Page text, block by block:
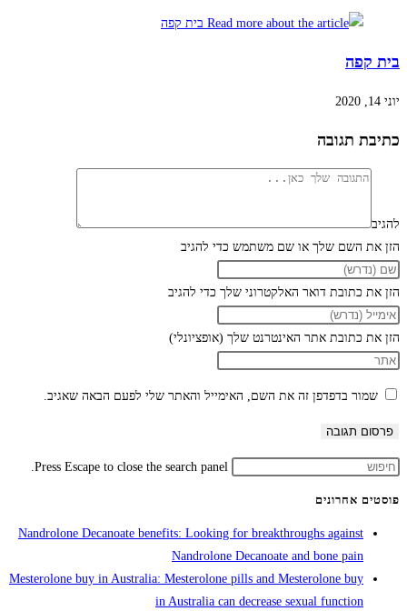
בית קפה
יוני 14, 2020
כתיבת תגובה
להגיב
הזן את השם שלך או שם משתמש כדי להגיב
הזן את כתובת דואר האלקטרוני שלך כדי להגיב
הזן את כתובת אתר האינטרנט שלך (אופציונלי)
שמור בדפדפן זה את השם, האימייל והאתר שלי לפעם הבאה שאגיב.
Press Escape to close the search panel.
פוסטים אחרונים
Nandrolone Decanoate benefits: Looking for breakthroughs against
Nandrolone Decanoate and bone pain
Mesterolone buy in Australia: Mesterolone pills and Mesterolone buy
in Australia can decrease sexual function